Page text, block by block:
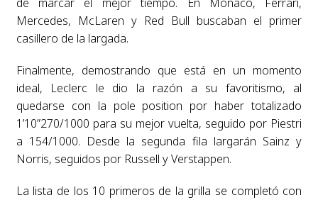
Mercedes, McLaren y Red Bull buscaban el primer
casillero de la largada.
Finalmente, demostrando que está en un momento
ideal, Leclerc le dio la razón a su favoritismo, al
quedarse con la pole position por haber totalizado
1’10”270/1000 para su mejor vuelta, seguido por Piestri
a 154/1000. Desde la segunda fila largarán Sainz y
Norris, seguidos por Russell y Verstappen.
La lista de los 10 primeros de la grilla se completó con